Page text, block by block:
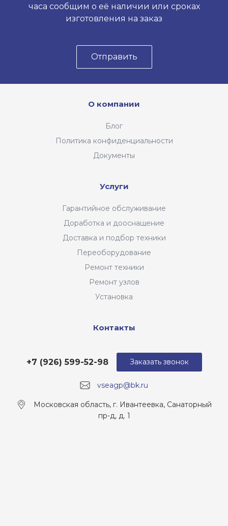
часа сообщим о её наличии или сроках
изготовления на заказ
Отправить
О компании
Блог
Политика конфиденциальности
Документы
Услуги
Гарантийное обслуживание
Доработка и дооснащение
Доставка и подбор техники
Переоборудование
Ремонт техники
Ремонт узлов
Установка
Контакты
vseagp@bk.ru
+7 (926) 599-52-98
Московская область, г. Ивантеевка, Санаторный
пр-д, д. 1
Заказать звонок